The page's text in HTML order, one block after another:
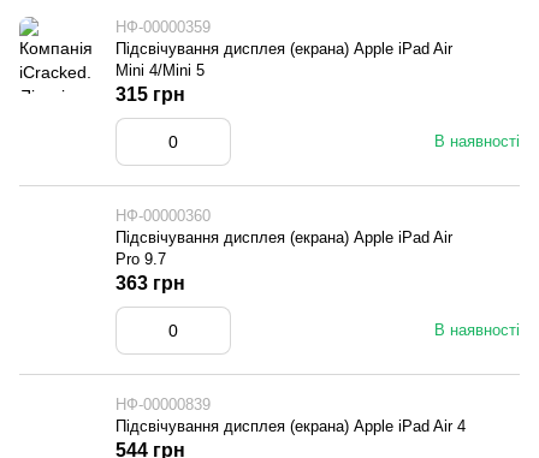
НФ-00000359
Підсвічування дисплея (екрана) Apple iPad Air
Mini 4/Mini 5
В наявності
315 грн
НФ-00000360
Підсвічування дисплея (екрана) Apple iPad Air
Pro 9.7
В наявності
363 грн
НФ-00000839
Підсвічування дисплея (екрана) Apple iPad Air 4
544 грн